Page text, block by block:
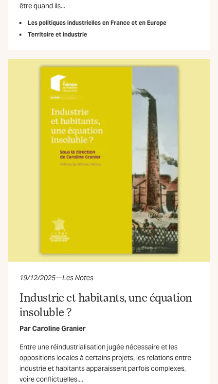
être quand ils...
Les politiques industrielles en France et en Europe
Territoire et industrie
19/12/2025—Les Notes
Industrie et habitants, une équation
insoluble ?
ParCaroline Granier
Entre une réindustrialisation jugée nécessaire et les
oppositions locales à certains projets, les relations entre
industrie et habitants apparaissent parfois complexes,
voire conflictuelles....